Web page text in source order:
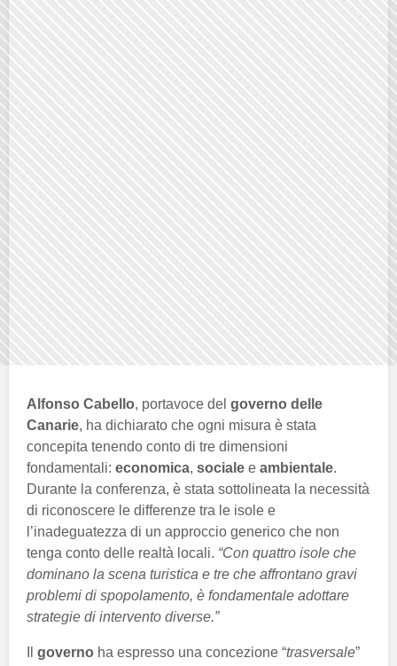
Alfonso Cabello, portavoce del governo delle
Canarie, ha dichiarato che ogni misura è stata
concepita tenendo conto di tre dimensioni
fondamentali: economica, sociale e ambientale.
Durante la conferenza, è stata sottolineata la necessità
di riconoscere le differenze tra le isole e
l’inadeguatezza di un approccio generico che non
tenga conto delle realtà locali. “Con quattro isole che
dominano la scena turistica e tre che affrontano gravi
problemi di spopolamento, è fondamentale adottare
strategie di intervento diverse.”
governo ha espresso una concezione “trasversale”